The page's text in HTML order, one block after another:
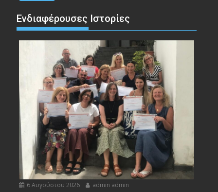
Ενδιαφέρουσες Ιστορίες
6 Αυγούστου 2026 admin admin